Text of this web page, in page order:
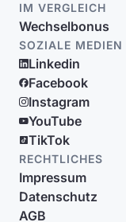
IM VERGLEICH
Wechselbonus
SOZIALE MEDIEN
Linkedin
Facebook
Instagram
YouTube
TikTok
RECHTLICHES
Impressum
Datenschutz
AGB